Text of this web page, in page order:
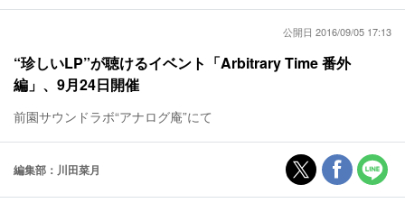
公開日 2016/09/05 17:13
“珍しいLP”が聴けるイベント「Arbitrary Time 番外
編」、9月24日開催
前園サウンドラボ“アナログ庵”にて
編集部：川田菜月